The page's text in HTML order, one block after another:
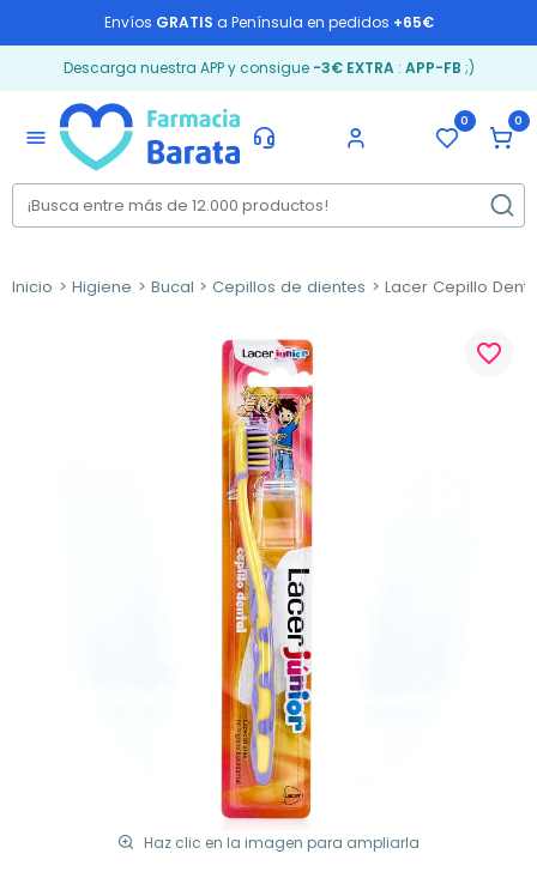
Envíos GRATIS a Península en pedidos +65€
Descarga nuestra APP y consigue -3€ EXTRA: APP-FB ;)
menu
0 0
Inicio Higiene Bucal Cepillos de dientes Lacer Cepillo
Haz clic en la imagen para ampliarla
favorite_border